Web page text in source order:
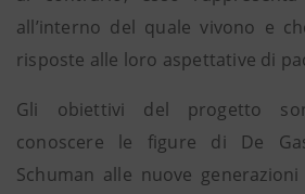
all’interno del quale vivono e
risposte alle loro aspettative di
Gli obiettivi del progetto
conoscere le figure di De
Schuman alle nuove